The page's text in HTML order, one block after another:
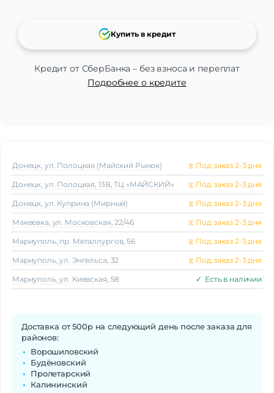
Кредит от СберБанка – без взноса и переплат
Подробнее о кредите
Купить в кредит
Донецк, ул. Полоцкая (Майский Рынок) ⧖ Под заказ 2-3 дня
Донецк, ул. Полоцкая, 13В, ТЦ «МАЙСКИЙ» ⧖ Под заказ 2-3 дня
Донецк, ул. Куприна (Мирный) ⧖ Под заказ 2-3 дня
Макеeвка, ул. Московская, 22/46 ⧖ Под заказ 2-3 дня
Мариуполь, пр. Металлургов, 56 ⧖ Под заказ 2-3 дня
Мариуполь, ул. Энгельса, 32 ⧖ Под заказ 2-3 дня
Мариуполь, ул. Киевская, 58 ✓ Есть в наличии
Доставка от 500р на следующий день после заказа для
районов:
Ворошиловский
Будёновский
Пролетарский
Калининский